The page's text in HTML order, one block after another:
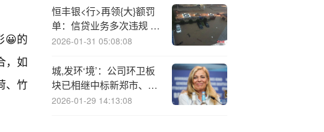
😀的
，如
、竹
恒丰银<行>再领{大}额罚
单：信贷业务多次违规 资
本“饥渴症”难解
2026-01-31 05:08:08
城,发环‘境’：公司环卫板
块已相继中标新郑市、新
乡市、陕西白水等地项
2026-01-29 14:13:08